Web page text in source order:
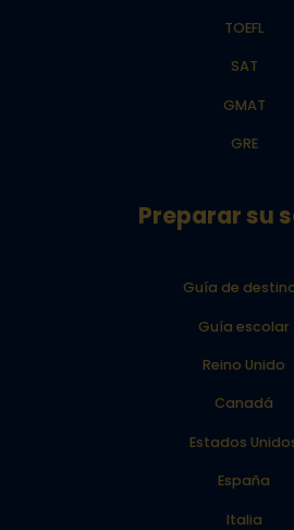
TOEFL
SAT
GMAT
GRE
Preparar su
Guía de
Guía escolar
Reino Unido
Canadá
Estados
España
Italia